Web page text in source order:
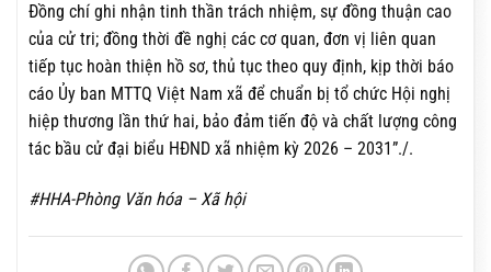
Đồng chí ghi nhận tinh thần trách nhiệm, sự đồng thuận cao
của cử tri; đồng thời đề nghị các cơ quan, đơn vị liên quan
tiếp tục hoàn thiện hồ sơ, thủ tục theo quy định, kịp thời báo
cáo Ủy ban MTTQ Việt Nam xã để chuẩn bị tổ chức Hội nghị
hiệp thương lần thứ hai, bảo đảm tiến độ và chất lượng công
tác bầu cử đại biểu HĐND xã nhiệm kỳ 2026 – 2031”./.
#HHA-Phòng Văn hóa – Xã hội